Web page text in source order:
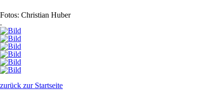
Fotos: Christian Huber
.
zurück zur Startseite